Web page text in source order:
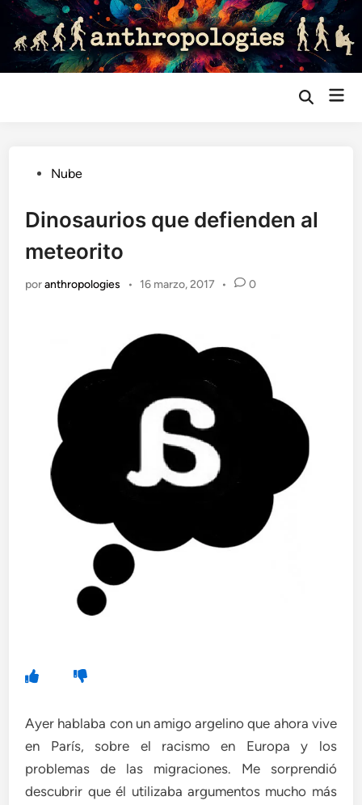
Saltar
contenido
Abrir
Publicado
Nube
Dinosaurios que defienden al
meteorito
poranthropologies • 16 marzo, 2017 • 0
Ayer hablaba con un amigo argelino que ahora vive
en París, sobre el racismo en Europa y los
problemas de las migraciones. Me sorprendió
descubrir que él utilizaba argumentos mucho más